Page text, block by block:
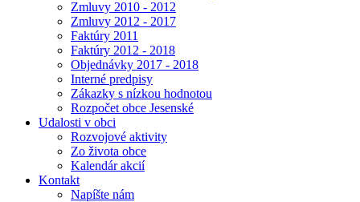
Zmluvy 2010 - 2012
Zmluvy 2012 - 2017
Faktúry 2011
Faktúry 2012 - 2018
Objednávky 2017 - 2018
Interné predpisy
Zákazky s nízkou hodnotou
Rozpočet obce Jesenské
Udalosti v obci
Rozvojové aktivity
Zo života obce
Kalendár akcií
Kontakt
Napíšte nám